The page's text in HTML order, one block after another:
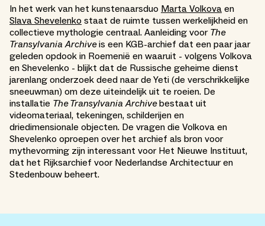
In het werk van het kunstenaarsduo Marta Volkova en
Slava Shevelenko staat de ruimte tussen werkelijkheid en
collectieve mythologie centraal. Aanleiding voor The
Transylvania Archiveis een KGB-archief dat een paar jaar
geleden opdook in Roemenië en waaruit - volgens Volkova
en Shevelenko - blijkt dat de Russische geheime dienst
jarenlang onderzoek deed naar de Yeti (de verschrikkelijke
sneeuwman) om deze uiteindelijk uit te roeien. De
installatie The Transylvania Archivebestaat uit
videomateriaal, tekeningen, schilderijen en
driedimensionale objecten. De vragen die Volkova en
Shevelenko oproepen over het archief als bron voor
mythevorming zijn interessant voor Het Nieuwe Instituut,
dat het Rijksarchief voor Nederlandse Architectuur en
Stedenbouw beheert.